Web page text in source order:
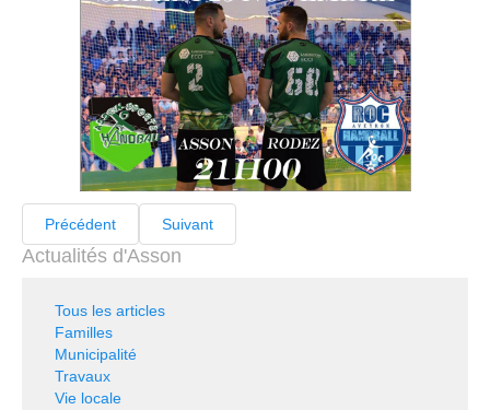
Précédent Suivant
Actualités d'Asson
Tous les articles
Familles
Municipalité
Travaux
Vie locale